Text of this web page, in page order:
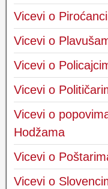
Vicevi o
Vicevi o
Vicevi o
Vicevi o
Vicevi o
Hodžama
Vicevi o
Vicevi o